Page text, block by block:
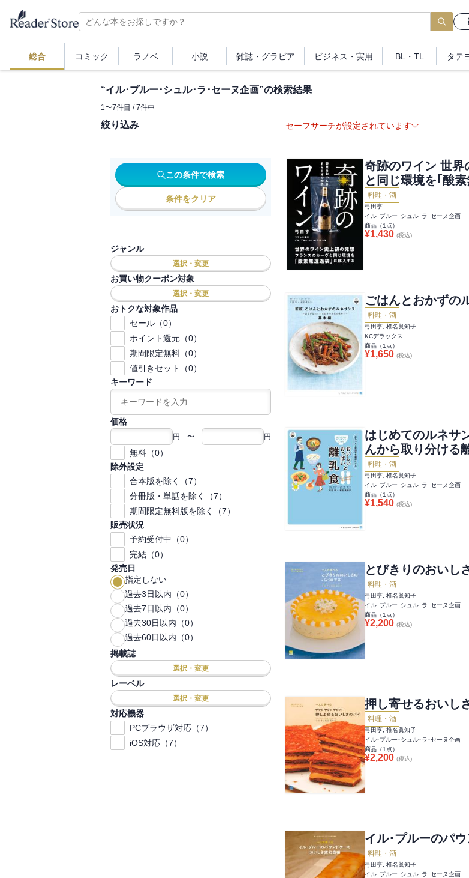
総合 コミック ラノベ 小説 雑誌・ グラビア ビジネス ・実用 BL・TL タテ
“イル･プルー･シュル･ラ･セーヌ企画”の検索結果
1〜7件目 / 7件中
絞り込み
この条件で検索
条件をクリア
ジャンル
選択・変更
お買い物クーポン対象
選択・変更
おトクな対象作品
セール（0）
ポイント還元（0）
期間限定無料（0）
値引きセット（0）
キーワード
価格
円 〜 円
無料（0）
除外設定
合本版を除く（7）
分冊版・単話を除く（7）
期間限定無料版を除く（7）
販売状況
予約受付中（0）
完結（0）
発売日
指定しない
過去3日以内（0）
過去7日以内（0）
過去30日以内（0）
過去60日以内（0）
掲載誌
選択・変更
レーベル
選択・変更
対応機器
PCブラウザ対応（7）
iOS対応（7）
セーフサーチが設定されています
奇跡のワイン 世界
と同じ環境を｢酸
料理・酒
弓田亨
イル･プルー･シュル･ラ･セーヌ企画
商品（1 点）
¥1,430 (税込)
ごはんとおかずの
料理・酒
弓田亨, 椎名眞知子
KCデラックス
商品（1 点）
¥1,650 (税込)
はじめてのルネサ
んから取り分ける
料理・酒
弓田亨, 椎名眞知子
イル･プルー･シュル･ラ･セーヌ企画
商品（1 点）
¥1,540 (税込)
とびきりのおいし
料理・酒
弓田亨, 椎名眞知子
イル･プルー･シュル･ラ･セーヌ企画
商品（1 点）
¥2,200 (税込)
押し寄せるおいし
料理・酒
弓田亨, 椎名眞知子
イル･プルー･シュル･ラ･セーヌ企画
商品（1 点）
¥2,200 (税込)
イル･プルーのパ
料理・酒
弓田亨, 椎名眞知子
イル･プルー･シュル･ラ･セーヌ企画